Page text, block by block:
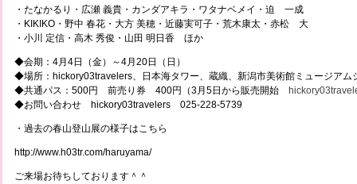
・たなかるり・広瀬 義貴・カンダアキラ・ワタナベメイ・迫 一成
・KIKIKO・野中 春花・大方 美穂・近藤実可子・荒木康太・赤松 大
・小川 定信・高木 秀俊・山田 明日香 ほか
◆会期：4月4日（金）～4月20日（日）
◆場所：hickory03travelers、日本海タワー、蔵織、新潟市美術館ミュージアム
◆共通パス：500円 前売り券 400円（3月5日から販売開始
◆お問い合わせ hickory03travelers 025-228-5739
・過去の春山登山展の様子はこちら
http://www.h03tr.com/haruyama/
ご来場お待ちしております＾＾